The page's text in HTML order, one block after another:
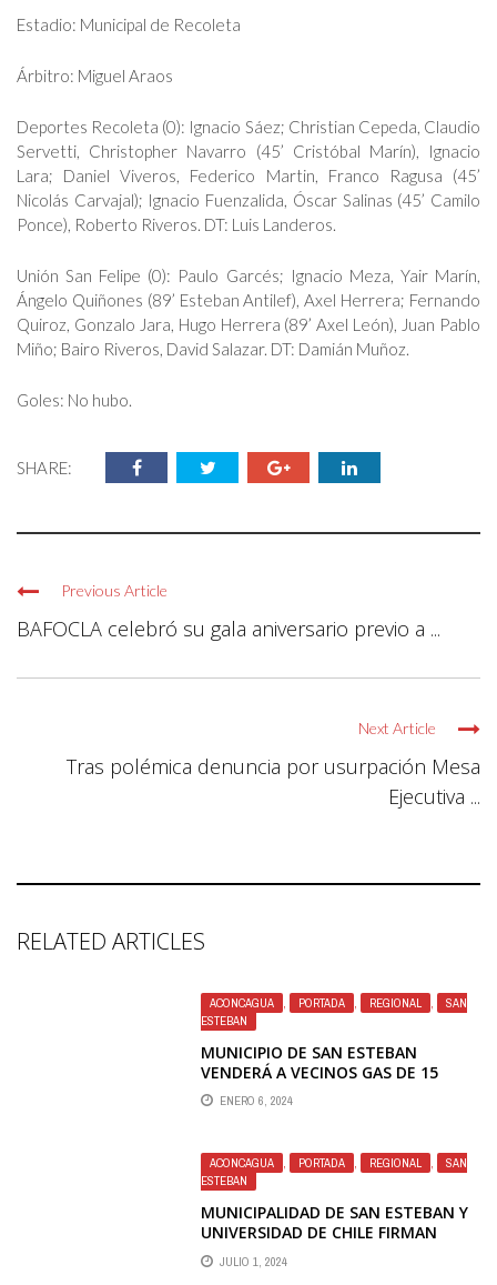
Estadio: Municipal de Recoleta
Árbitro: Miguel Araos
Deportes Recoleta (0): Ignacio Sáez; Christian Cepeda, Claudio
Servetti, Christopher Navarro (45’ Cristóbal Marín), Ignacio
Lara; Daniel Viveros, Federico Martin, Franco Ragusa (45’
Nicolás Carvajal); Ignacio Fuenzalida, Óscar Salinas (45’ Camilo
Ponce), Roberto Riveros. DT: Luis Landeros.
Unión San Felipe (0): Paulo Garcés; Ignacio Meza, Yair Marín,
Ángelo Quiñones (89’ Esteban Antilef), Axel Herrera; Fernando
Quiroz, Gonzalo Jara, Hugo Herrera (89’ Axel León), Juan Pablo
Miño; Bairo Riveros, David Salazar. DT: Damián Muñoz.
Goles: No hubo.
SHARE:
Previous Article
BAFOCLA celebró su gala aniversario previo a ...
Next Article
Tras polémica denuncia por usurpación Mesa
Ejecutiva ...
RELATED ARTICLES
ACONCAGUA , PORTADA , REGIONAL ,
SAN
ESTEBAN
MUNICIPIO DE SAN ESTEBAN
VENDERÁ A VECINOS GAS DE 15
KILOS A $9.800
ENERO 6, 2024
ACONCAGUA , PORTADA , REGIONAL ,
SAN
ESTEBAN
MUNICIPALIDAD DE SAN ESTEBAN Y
UNIVERSIDAD DE CHILE FIRMAN
CONVENIO PARA INVESTIGAR “FALLA
DEL CARIÑO BOTADO”
JULIO 1, 2024